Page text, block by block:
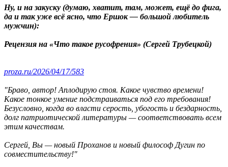
Ну, и на закуску (думаю, хватит, там, может, ещё до фига,
да и так уже всё ясно, что Ершок — большой любитель
мужчин):
Рецензия на «Что такое русофрения» (Сергей Трубецкой)
proza.ru/2026/04/17/583
"Браво, автор! Аплодирую стоя. Какое чувство времени!
Какое тонкое умение подстраиваться под его требования!
Безусловно, когда во власти серость, убогость и бездарность,
долг патриотической литературы — соответствовать всем
этим качествам.
Сергей, Вы — новый Проханов и новый философ Дугин по
совместительству!"